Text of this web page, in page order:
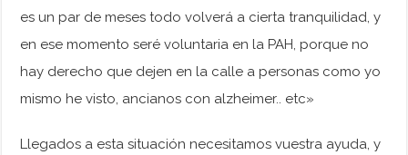
es un par de meses todo volverá a cierta tranquilidad, y
en ese momento seré voluntaria en la PAH, porque no
hay derecho que dejen en la calle a personas como yo
mismo he visto, ancianos con alzheimer.. etc»
Llegados a esta situación necesitamos vuestra ayuda, y